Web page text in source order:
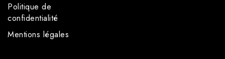
Politique de
confidentialité
Mentions légales